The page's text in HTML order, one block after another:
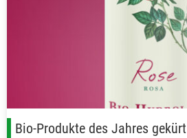
Bio-Produkte des Jahres gekürt